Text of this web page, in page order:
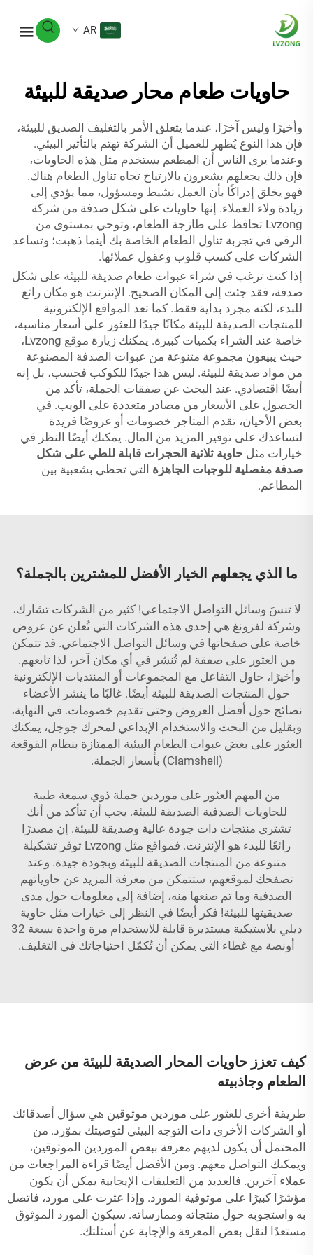
AR
حاويات طعام محار صديقة للبيئة
وأخيرًا وليس آخرًا، عندما يتعلق الأمر بالتغليف الصديق للبيئة،
فإن هذا النوع يُظهر للعميل أن الشركة تهتم بالتأثير البيئي.
وعندما يرى الناس أن المطعم يستخدم مثل هذه الحاويات،
فإن ذلك يجعلهم يشعرون بالارتياح تجاه تناول الطعام هناك.
فهو يخلق إدراكًا بأن العمل نشيط ومسؤول، مما يؤدي إلى
زيادة ولاء العملاء. إنها حاويات على شكل صدفة من شركة
Lvzong تحافظ على طازجة الطعام، وتوحي بمستوى من
الرقي في تجربة تناول الطعام الخاصة بك أينما ذهبت؛ وتساعد
الشركات على كسب قلوب وعقول عملائها.
إذا كنت ترغب في شراء عبوات طعام صديقة للبيئة على شكل
صدفة، فقد جئت إلى المكان الصحيح. الإنترنت هو مكان رائع
للبدء، لكنه مجرد بداية فقط. كما تعد المواقع الإلكترونية
للمنتجات الصديقة للبيئة مكانًا جيدًا للعثور على أسعار مناسبة،
خاصة عند الشراء بكميات كبيرة. يمكنك زيارة موقع Lvzong،
حيث يبيعون مجموعة متنوعة من عبوات الصدفة المصنوعة
من مواد صديقة للبيئة. ليس هذا جيدًا للكوكب فحسب، بل إنه
أيضًا اقتصادي. عند البحث عن صفقات الجملة، تأكد من
الحصول على الأسعار من مصادر متعددة على الويب. في
بعض الأحيان، تقدم المتاجر خصومات أو عروضًا فريدة
لتساعدك على توفير المزيد من المال. يمكنك أيضًا النظر في
خيارات مثل حاوية ثلاثية الحجرات قابلة للطي على شكل
صدفة مفصلية للوجبات الجاهزة التي تحظى بشعبية بين
المطاعم.
ما الذي يجعلهم الخيار الأفضل للمشترين بالجملة؟
لا تنسَ وسائل التواصل الاجتماعي! كثير من الشركات تشارك،
وشركة لفزونغ هي إحدى هذه الشركات التي تُعلن عن عروض
خاصة على صفحاتها في وسائل التواصل الاجتماعي. قد تتمكن
من العثور على صفقة لم تُنشر في أي مكان آخر، لذا تابعهم.
وأخيرًا، حاول التفاعل مع المجموعات أو المنتديات الإلكترونية
حول المنتجات الصديقة للبيئة أيضًا. غالبًا ما ينشر الأعضاء
نصائح حول أفضل العروض وحتى تقديم خصومات. في النهاية،
وبقليل من البحث والاستخدام الإبداعي لمحرك جوجل، يمكنك
العثور على بعض عبوات الطعام البيئية الممتازة بنظام القوقعة
(Clamshell) بأسعار الجملة.
من المهم العثور على موردين جملة ذوي سمعة طيبة
للحاويات الصدفية الصديقة للبيئة. يجب أن تتأكد من أنك
تشترى منتجات ذات جودة عالية وصديقة للبيئة. إن مصدرًا
رائعًا للبدء هو الإنترنت. فمواقع مثل Lvzong توفر تشكيلة
متنوعة من المنتجات الصديقة للبيئة وبجودة جيدة. وعند
تصفحك لموقعهم، ستتمكن من معرفة المزيد عن حاوياتهم
الصدفية وما تم صنعها منه، إضافة إلى معلومات حول مدى
صديقيتها للبيئة! فكر أيضًا في النظر إلى خيارات مثل حاوية
ديلي بلاستيكية مستديرة قابلة للاستخدام مرة واحدة بسعة 32
أونصة مع غطاء التي يمكن أن تُكمّل احتياجاتك في التغليف.
كيف تعزز حاويات المحار الصديقة للبيئة من عرض
الطعام وجاذبيته
طريقة أخرى للعثور على موردين موثوقين هي سؤال أصدقائك
أو الشركات الأخرى ذات التوجه البيئي لتوصيتك بموّرد. من
المحتمل أن يكون لديهم معرفة ببعض الموردين الموثوقين،
ويمكنك التواصل معهم. ومن الأفضل أيضًا قراءة المراجعات من
عملاء آخرين. فالعديد من التعليقات الإيجابية يمكن أن يكون
مؤشرًا كبيرًا على موثوقية المورد. وإذا عثرت على مورد، فاتصل
به واستجوبه حول منتجاته وممارساته. سيكون المورد الموثوق
مستعدًا لنقل بعض المعرفة والإجابة عن أسئلتك.